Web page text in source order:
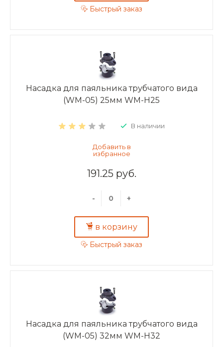
Быстрый заказ
Насадка для паяльника трубчатого вида
(WM-05) 25мм WM-H25
В наличии
191.25 руб.
- +
в корзину
Быстрый заказ
Насадка для паяльника трубчатого вида
(WM-05) 32мм WM-H32